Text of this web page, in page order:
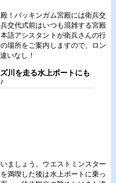
！バッキンガム宮殿には衛兵交
交代式前はいつも混雑する宮殿
語アシスタントが衛兵さんの行
場所をご案内しますので、ロン
いなし！
川を走る水上ボートにも
ましょう。ウエストミンスター
満喫した後は水上ボートに乗っ